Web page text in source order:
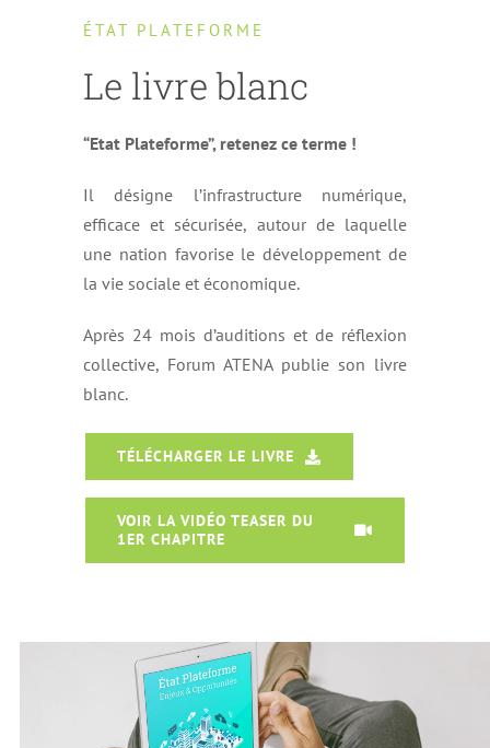
ÉTAT PLATEFORME
Le livre blanc
“Etat Plateforme”, retenez ce terme !
Il désigne l’infrastructure numérique,
efficace et sécurisée, autour de laquelle
une nation favorise le développement de
la vie sociale et économique.
Après 24 mois d’auditions et de réflexion
collective, Forum ATENA publie son livre
blanc.
TÉLÉCHARGER LE LIVRE
VOIR LA VIDÉO TEASER DU
1ER CHAPITRE